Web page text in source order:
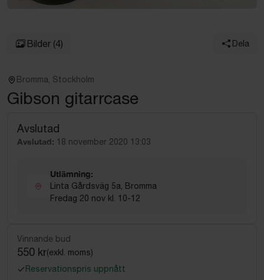
Bilder (4) Dela
Bromma, Stockholm
Gibson gitarrcase
Avslutad
Avslutad: 18 november 2020 13:03
Utlämning:
Linta Gårdsväg 5a, Bromma
Fredag 20 nov kl. 10-12
Vinnande bud
550 kr(exkl. moms)
Reservationspris uppnått